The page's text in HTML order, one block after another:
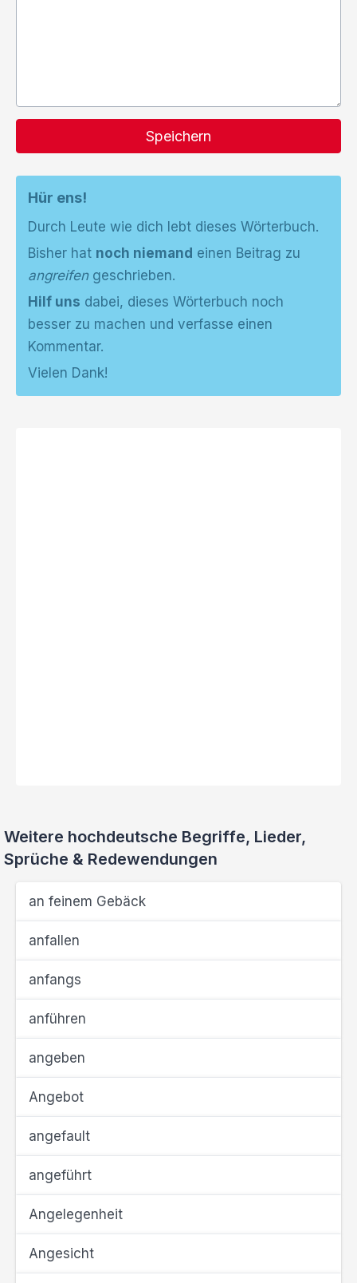
Speichern
Hür ens!
Durch Leute wie dich lebt dieses Wörterbuch.
Bisher hat noch niemand einen Beitrag zu
angreifengeschrieben.
Hilf uns dabei, dieses Wörterbuch noch
besser zu machen und verfasse einen
Kommentar.
Vielen Dank!
Weitere hochdeutsche Begriffe, Lieder,
Sprüche & Redewendungen
an feinem Gebäck
anfallen
anfangs
anführen
angeben
Angebot
angefault
angeführt
Angelegenheit
Angesicht